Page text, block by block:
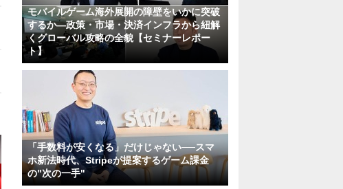
モバイルゲーム海外展開の障壁をいかに突破
するか―政策・市場・決済インフラから紐解
くグローバル攻略の全貌【セミナーレポー
ト】
「手数料が安くなる」だけじゃない──スマ
ホ新法時代、Stripeが提案するゲーム課金
の"次の一手"